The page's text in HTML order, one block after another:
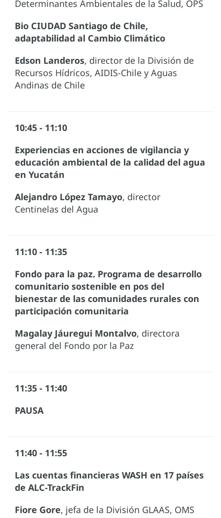
Determinantes Ambientales de la Salud, OPS
Bio CIUDAD Santiago de Chile,
adaptabilidad al Cambio Climático
Edson Landeros, director de la División de
Recursos Hídricos, AIDIS-Chile y Aguas
Andinas de Chile
10:45 - 11:10
Experiencias en acciones de vigilancia y
educación ambiental de la calidad del agua
en Yucatán
Alejandro López Tamayo, director
Centinelas del Agua
11:10 - 11:35
Fondo para la paz. Programa de desarrollo
comunitario sostenible en pos del
bienestar de las comunidades rurales con
participación comunitaria
Magalay Jáuregui Montalvo, directora
general del Fondo por la Paz
11:35 - 11:40
PAUSA
11:40 - 11:55
Las cuentas financieras WASH en 17 países
de ALC-TrackFin
Fiore Gore, jefa de la División GLAAS, OMS